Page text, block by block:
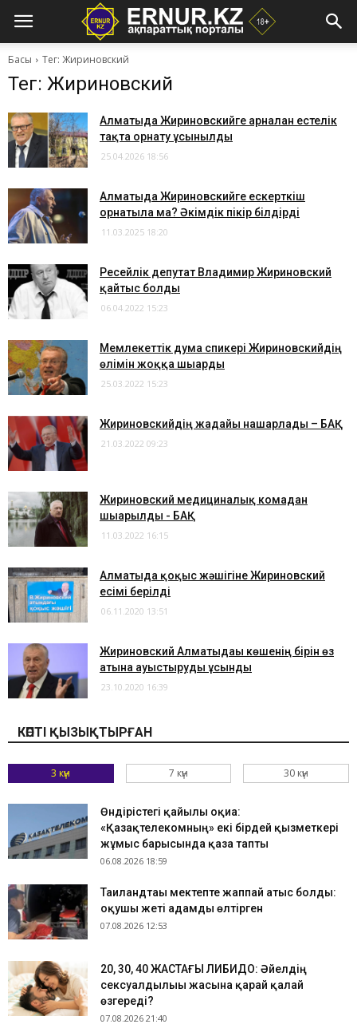
Басы Тег: Жириновский
Тег: Жириновский
Алматыда Жириновскийге арналған естелік
тақта орнату ұсынылды
25.04.2026 18:56
Алматыда Жириновскийге ескерткіш
орнатыла ма? Әкімдік пікір білдірді
11.03.2025 18:20
Ресейлік депутат Владимир Жириновский
қайтыс болды
06.04.2022 15:23
Мемлекеттік дума спикері Жириновскийдің
өлімін жоққа шығарды
25.03.2022 15:23
Жириновскийдің жағдайы нашарлады – БАҚ
21.03.2022 09:23
Жириновский медициналық комадан
шығарылды - БАҚ
11.03.2022 16:15
Алматыда қоқыс жәшігіне Жириновский
есімі берілді
06.11.2020 13:51
Жириновский Алматыдағы көшенің бірін өз
атына ауыстыруды ұсынды
23.10.2020 16:39
КӨПТІ ҚЫЗЫҚТЫРҒАН
3 күн 7 күн 30 күн
Өндірістегі қайғылы оқиға:
«Қазақтелекомның» екі бірдей қызметкері
жұмыс барысында қаза тапты
06.08.2026 18:59
Таиландтағы мектепте жаппай атыс болды:
оқушы жеті адамды өлтірген
07.08.2026 12:53
​20, 30, 40 ЖАСТАҒЫ ЛИБИДО: Әйелдің
сексуалдылығы жасына қарай қалай
өзгереді?
07.08.2026 21:40